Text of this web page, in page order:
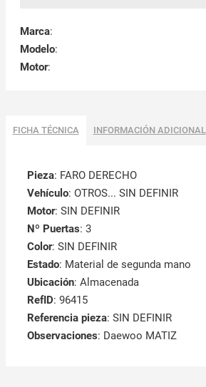
Marca:
Modelo:
Motor:
FICHA TÉCNICA INFORMACIÓN ADICIONAL
Pieza: FARO DERECHO
Vehículo: OTROS... SIN DEFINIR
Motor: SIN DEFINIR
Nº Puertas: 3
Color: SIN DEFINIR
Estado: Material de segunda mano
Ubicación: Almacenada
RefID: 96415
Referencia pieza: SIN DEFINIR
Observaciones: Daewoo MATIZ